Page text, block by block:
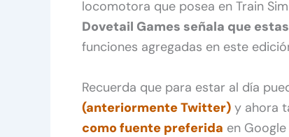
locomotora que posea en Train
Dovetail Games señala que
funciones agregadas en este
Recuerda que para estar al día
(anteriormente Twitter) y ahora
como fuente preferida en